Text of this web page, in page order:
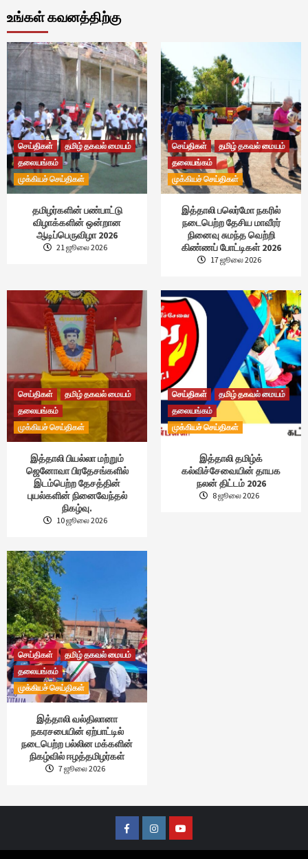
உங்கள் கவனத்திற்கு
செய்திகள்
தமிழ் தகவல் மையம்
தலையங்கம்
முக்கியச் செய்திகள்
தமிழர்களின் பண்பாட்டு
விழாக்களின் ஒன்றான
ஆடிப்பெருவிழா 2026
21 ஜூலை 2026
செய்திகள்
தமிழ் தகவல் மையம்
தலையங்கம்
முக்கியச் செய்திகள்
இத்தாலி பலெர்மோ நகரில்
நடைபெற்ற தேசிய மாவீரர்
நினைவு சுமந்த வெற்றி
கிண்ணப் போட்டிகள் 2026
17 ஜூலை 2026
செய்திகள்
தமிழ் தகவல் மையம்
தலையங்கம்
முக்கியச் செய்திகள்
இத்தாலி பியல்லா மற்றும்
ஜெனோவா பிரதேசங்களில்
இடம்பெற்ற தேசத்தின்
புயல்களின் நினைவேந்தல்
நிகழ்வு.
10 ஜூலை 2026
செய்திகள்
தமிழ் தகவல் மையம்
தலையங்கம்
முக்கியச் செய்திகள்
இத்தாலி தமிழ்க்
கல்விச்சேவையின் தாயக
நலன் திட்டம் 2026
8 ஜூலை 2026
செய்திகள்
தமிழ் தகவல் மையம்
தலையங்கம்
முக்கியச் செய்திகள்
இத்தாலி வல்திலானா
நகரசபையின் ஏற்பாட்டில்
நடைபெற்ற பல்லின மக்களின்
நிகழ்வில் ஈழத்தமிழர்கள்
7 ஜூலை 2026
FacebookInstagramYoutube